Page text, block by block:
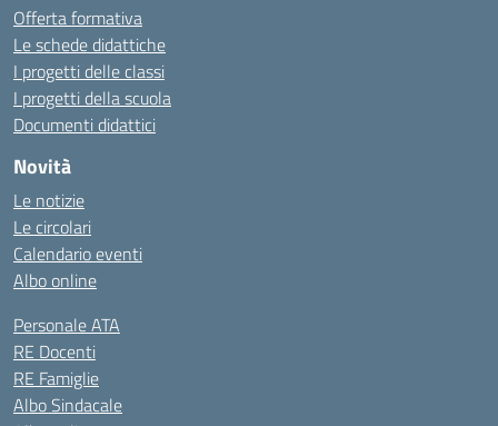
Offerta formativa
Le schede didattiche
I progetti delle classi
I progetti della scuola
Documenti didattici
Novità
Le notizie
Le circolari
Calendario eventi
Albo online
Personale ATA
RE Docenti
RE Famiglie
Albo Sindacale